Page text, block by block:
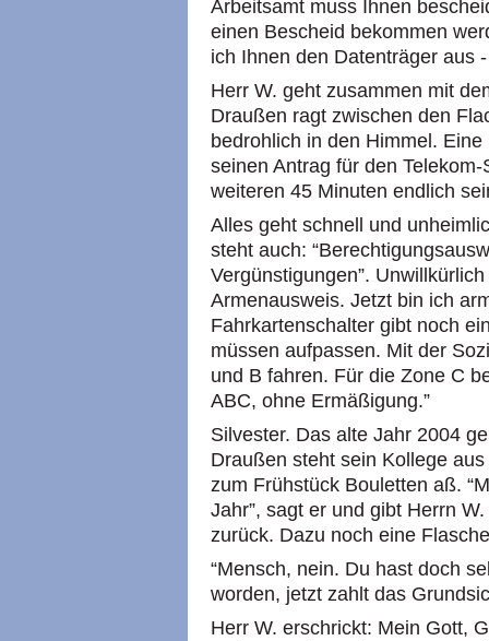
Arbeitsamt muss Ihnen
einen Bescheid bekommen
ich Ihnen den Datenträger aus
Herr W. geht zusammen mit
Draußen ragt zwischen den
bedrohlich in den Himmel.
seinen Antrag für den
weiteren 45 Minuten endlich
Alles geht schnell und
steht auch:
Vergünstigungen”.
Armenausweis. Jetzt bin ich
Fahrkartenschalter gibt noch
müssen aufpassen. Mit der
und B fahren. Für die Zone C
ABC, ohne Ermäßigung.”
Silvester. Das alte Jahr 2004
Draußen steht sein Kollege
zum Frühstück Bouletten aß.
Jahr”, sagt er und gibt Herrn
zurück. Dazu noch eine
“Mensch, nein. Du hast doch
worden, jetzt zahlt das
Herr W. erschrickt: Mein Gott,